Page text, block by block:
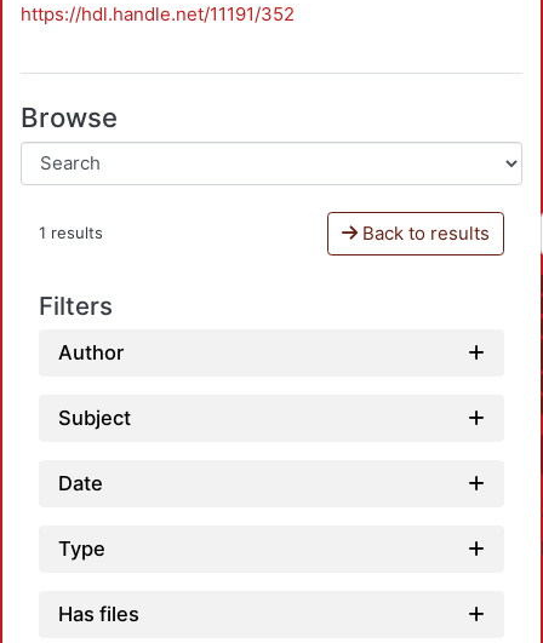
https://hdl.handle.net/11191/352
Browse
1 results Back to results
Filters
Author
Subject
Date
Type
Has files